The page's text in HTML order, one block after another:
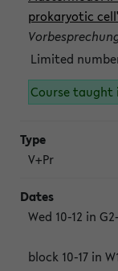
prokaryotic
Limited
Course taught
V+Pr
Wed 10-12 in
block 10-17 in